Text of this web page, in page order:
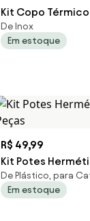
Kit Copo
Caneca Gato
De Inox
Em estoque
R$ 49,99
Kit Potes
Peças
De Plástico, para
Em estoque